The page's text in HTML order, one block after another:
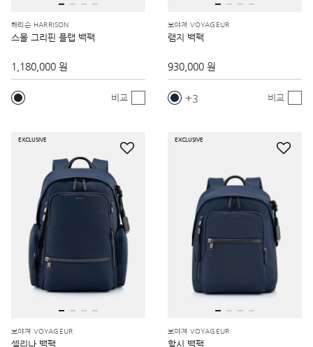
해리슨 HARRISON
스몰 그리핀 플랩 백팩
1,180,000 원
비교
보야져 VOYAGEUR
램지 백팩
930,000 원
3 비교
EXCLUSIVE
보야져 VOYAGEUR
셀리나 백팩
EXCLUSIVE
보야져 VOYAGEUR
할시 백팩